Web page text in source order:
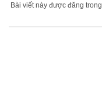
Bài viết này được đăng trong